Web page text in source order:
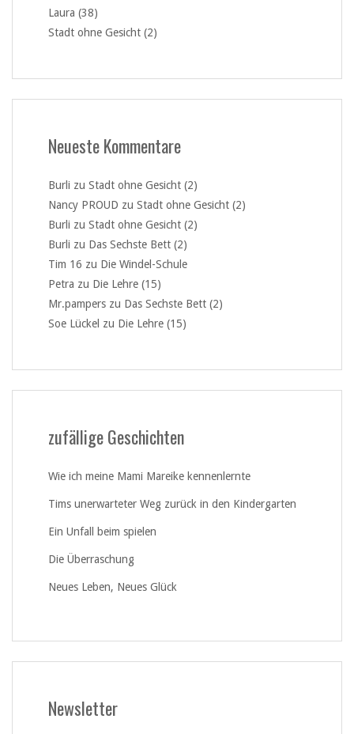
Laura (38)
Stadt ohne Gesicht (2)
Neueste Kommentare
Burli zu Stadt ohne Gesicht (2)
Nancy PROUD zu Stadt ohne Gesicht (2)
Burli zu Stadt ohne Gesicht (2)
Burli zu Das Sechste Bett (2)
Tim 16 zu Die Windel-Schule
Petra zu Die Lehre (15)
Mr.pampers zu Das Sechste Bett (2)
Soe Lückel zu Die Lehre (15)
zufällige Geschichten
Wie ich meine Mami Mareike kennenlernte
Tims unerwarteter Weg zurück in den Kindergarten
Ein Unfall beim spielen
Die Überraschung
Neues Leben, Neues Glück
Newsletter